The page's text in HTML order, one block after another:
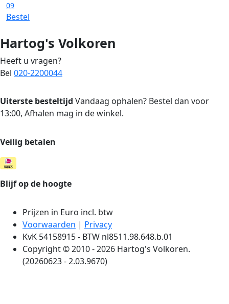
09
Bestel
Hartog's Volkoren
Heeft u vragen?
Bel 020-2200044
Uiterste besteltijd Vandaag ophalen? Bestel dan voor
13:00, Afhalen mag in de winkel.
Veilig betalen
Blijf op de hoogte
Prijzen in Euro incl. btw
Voorwaarden | Privacy
KvK 54158915 - BTW nl8511.98.648.b.01
Copyright © 2010 - 2026 Hartog's Volkoren.
(20260623 - 2.03.9670)